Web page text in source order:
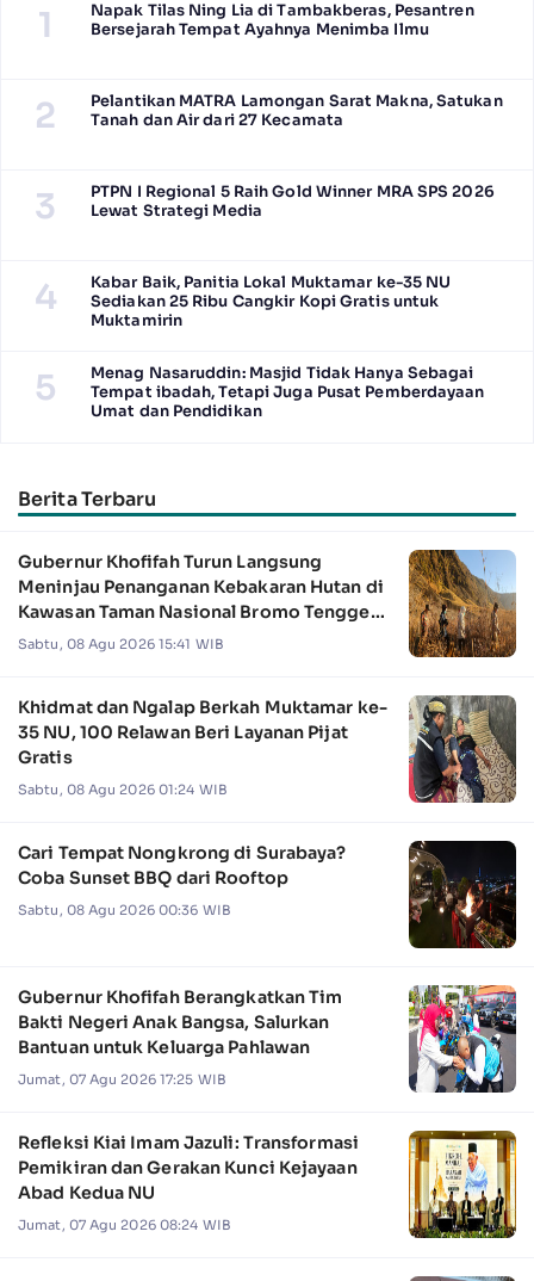
1
Napak Tilas Ning Lia di Tambakberas, Pesantren
Bersejarah Tempat Ayahnya Menimba Ilmu
2
Pelantikan MATRA Lamongan Sarat Makna, Satukan
Tanah dan Air dari 27 Kecamata
3
PTPN I Regional 5 Raih Gold Winner MRA SPS 2026
Lewat Strategi Media
4
Kabar Baik, Panitia Lokal Muktamar ke-35 NU
Sediakan 25 Ribu Cangkir Kopi Gratis untuk
Muktamirin
5
Menag Nasaruddin: Masjid Tidak Hanya Sebagai
Tempat ibadah, Tetapi Juga Pusat Pemberdayaan
Umat dan Pendidikan
Berita Terbaru
Gubernur Khofifah Turun Langsung
Meninjau Penanganan Kebakaran Hutan di
Kawasan Taman Nasional Bromo Tengger
Semeru
Sabtu, 08 Agu 2026 15:41 WIB
Khidmat dan Ngalap Berkah Muktamar ke-
35 NU, 100 Relawan Beri Layanan Pijat
Gratis
Sabtu, 08 Agu 2026 01:24 WIB
Cari Tempat Nongkrong di Surabaya?
Coba Sunset BBQ dari Rooftop
Sabtu, 08 Agu 2026 00:36 WIB
Gubernur Khofifah Berangkatkan Tim
Bakti Negeri Anak Bangsa, Salurkan
Bantuan untuk Keluarga Pahlawan
Jumat, 07 Agu 2026 17:25 WIB
Refleksi Kiai Imam Jazuli: Transformasi
Pemikiran dan Gerakan Kunci Kejayaan
Abad Kedua NU
Jumat, 07 Agu 2026 08:24 WIB